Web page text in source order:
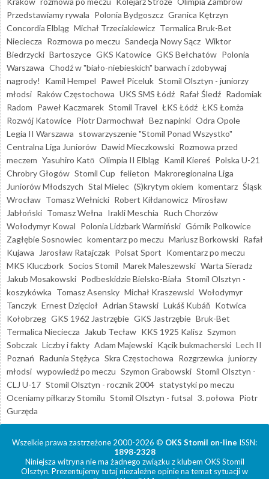
Przedstawiamy rywala Polonia Bydgoszcz Granica Kętrzyn
Concordia Elbląg Michał Trzeciakiewicz Termalica Bruk-Bet
Nieciecza Rozmowa po meczu Sandecja Nowy Sącz Wiktor
Biedrzycki Bartoszyce GKS Katowice GKS Bełchatów Polonia
Warszawa Chodź w "biało-niebieskich" barwach i zdobywaj
nagrody!
Kamil Hempel Paweł Piceluk Stomil Olsztyn - juniorzy
młodsi Raków Częstochowa UKS SMS Łódź Rafał Śledź Radomiak
Radom Paweł Kaczmarek Stomil Travel ŁKS Łódź ŁKS Łomża
Rozwój Katowice Piotr Darmochwał Bez napinki Odra Opole
Legia II Warszawa stowarzyszenie "Stomil Ponad Wszystko"
Centralna Liga Juniorów Dawid Mieczkowski Rozmowa przed
meczem Yasuhiro Katō Olimpia II Elbląg Kamil Kiereś Polska U-21
Chrobry Głogów Stomil Cup felieton Makroregionalna Liga
Juniorów Młodszych Stal Mielec (S)krytym okiem komentarz Śląsk
Wrocław Tomasz Wełnicki Robert Kiłdanowicz Mirosław
Jabłoński Tomasz Wełna Irakli Meschia Ruch Chorzów
Wołodymyr Kowal Polonia Lidzbark Warmiński Górnik Polkowice
Zagłębie Sosnowiec komentarz po meczu Mariusz Borkowski Rafał
Kujawa
Jarosław Ratajczak Polsat Sport Komentarz po meczu
MKS Kluczbork Socios Stomil Marek Maleszewski Warta Sieradz
Jakub Mosakowski Podbeskidzie Bielsko-Biała Stomil Olsztyn -
koszykówka Tomasz Asensky Michał Kraszewski Wołodymyr
Tanczyk Ernest Dzięcioł Adrian Stawski Lukáš Kubáň Kotwica
Kołobrzeg GKS 1962 Jastrzębie GKS Jastrzębie Bruk-Bet
Termalica Nieciecza
Jakub Tecław KKS 1925 Kalisz Szymon
Sobczak Liczby i fakty Adam Majewski Kącik bukmacherski Lech II
Poznań Radunia Stężyca Skra Częstochowa Rozgrzewka juniorzy
młodsi wypowiedź po meczu Szymon Grabowski Stomil Olsztyn -
CLJ U-17 Stomil Olsztyn - rocznik 2004 statystyki po meczu
Oceniamy piłkarzy Stomilu Stomil Olsztyn - futsal 3. połowa Piotr
Gurzęda
Wszelkie prawa zastrzeżone 2000-2026 © OKS Stomil on-line ISSN:
1898-2328
Niniejsza witryna nie ma żadnego związku z klubem OKS Stomil
Olsztyn. Prezentujemy tutaj niezależne opinie na temat sytuacji w